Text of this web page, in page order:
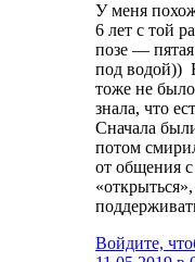
У меня
6 лет с той
позе — пятая
под водой))
тоже не
знала, что
Сначала
потом
от общения
Войдите,